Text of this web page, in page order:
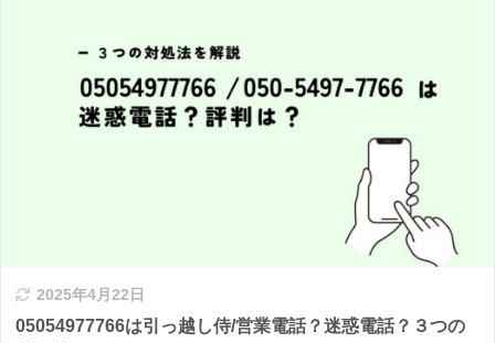
2025年4月22日
05054977766は引っ越し侍/営業電話？迷惑電話？３つの